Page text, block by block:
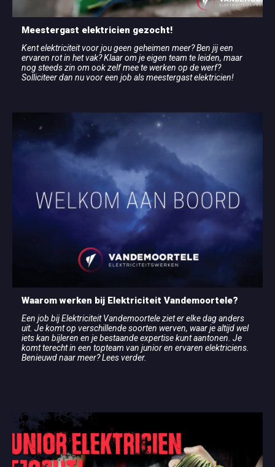
Meestergast elektricien gezocht!
Kent elektriciteit voor jou geen geheimen meer? Ben jij een
ervaren rot in het vak? Klaar om je eigen team te leiden, maar
nog steeds zin om ook zelf mee te werken op de werf?
Solliciteer dan nu voor een job als meestergast elektricien!
Waarom werken bij Elektriciteit Vandemoortele?
Een job bij Elektriciteit Vandemoortele ziet er elke dag anders
uit. Je komt op verschillende soorten werven, waar je altijd wel
iets kan bijleren en je bestaande expertise kunt aantonen. Je
komt terecht in een topteam van junior en ervaren elektriciens.
Benieuwd naar meer? Lees verder.